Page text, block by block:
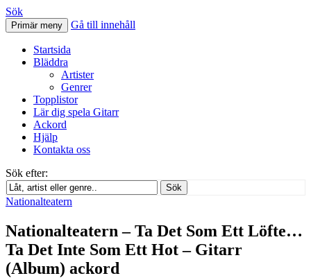
Svenskatabs.se
Sök
Primär meny Gå till innehåll
Startsida
Bläddra
Artister
Genrer
Topplistor
Lär dig spela Gitarr
Ackord
Hjälp
Kontakta oss
Sök efter:
Sök
Nationalteatern
Nationalteatern – Ta Det Som Ett Löfte…
Ta Det Inte Som Ett Hot – Gitarr
(Album) ackord